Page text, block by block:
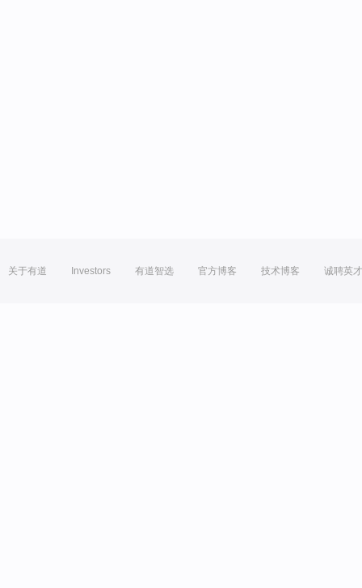
关于有道 Investors 有道智选 官方博客 技术博客 诚聘英才